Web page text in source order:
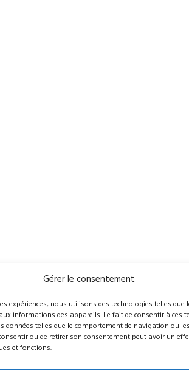
Gérer le consentement
expériences, nous utilisons des technologies telles que
informations des appareils. Le fait de consentir à ces
données telles que le comportement de navigation ou
ou de retirer son consentement peut avoir un
et fonctions.